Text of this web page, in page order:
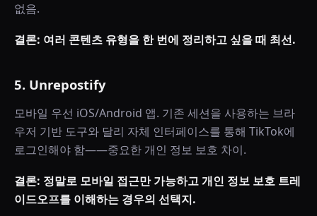
없음.
결론: 여러 콘텐츠 유형을 한 번에 정리하고 싶을 때 최선.
5. Unrepostify
모바일 우선 iOS/Android 앱. 기존 세션을 사용하는 브라
우저 기반 도구와 달리 자체 인터페이스를 통해 TikTok에
로그인해야 함——중요한 개인 정보 보호 차이.
결론: 정말로 모바일 접근만 가능하고 개인 정보 보호 트레
이드오프를 이해하는 경우의 선택지.